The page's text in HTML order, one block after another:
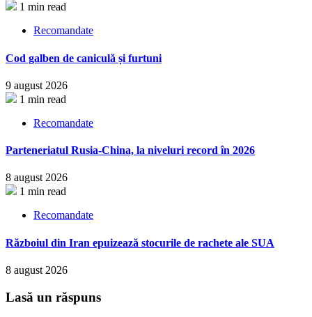
1 min read
Recomandate
Cod galben de caniculă și furtuni
9 august 2026
1 min read
Recomandate
Parteneriatul Rusia-China, la niveluri record în 2026
8 august 2026
1 min read
Recomandate
Războiul din Iran epuizează stocurile de rachete ale SUA
8 august 2026
Lasă un răspuns